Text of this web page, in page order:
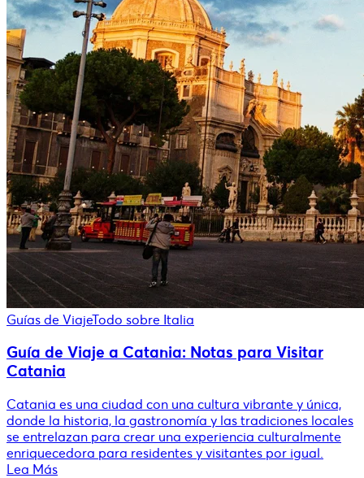
Guías de ViajeTodo sobre Italia
Guía de Viaje a Catania: Notas para Visitar
Catania
Catania es una ciudad con una cultura vibrante y única,
donde la historia, la gastronomía y las tradiciones locales
se entrelazan para crear una experiencia culturalmente
enriquecedora para residentes y visitantes por igual.
Lea Más